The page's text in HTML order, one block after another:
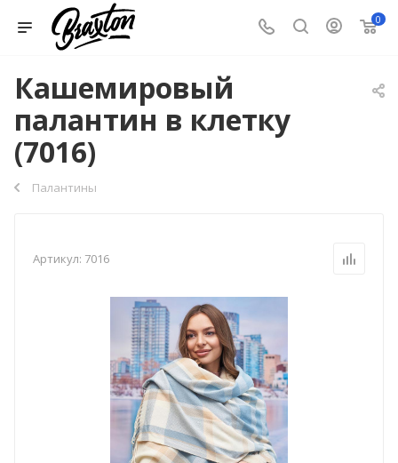
0
Кашемировый
палантин в клетку
(7016)
Палантины
Артикул: 7016